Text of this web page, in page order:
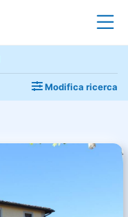
Modifica ricerca